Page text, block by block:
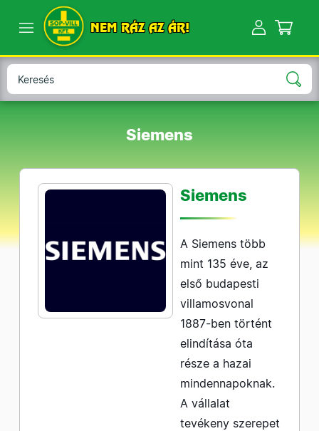
NEM RÁZ AZ ÁR!
Siemens
Siemens
A Siemens több
mint 135 éve, az
első budapesti
villamosvonal
1887-ben történt
elindítása óta
része a hazai
mindennapoknak.
A vállalat
tevékeny szerepet